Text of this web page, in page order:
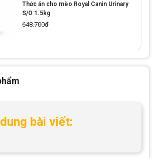
bài viết:
Thức ăn cho mèo Royal Canin Urinary
S/O 1.5kg
648.700đ